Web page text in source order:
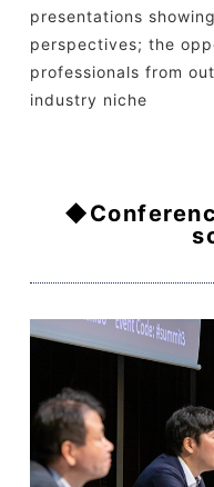
presentations
perspectives; the
professionals from
industry niche